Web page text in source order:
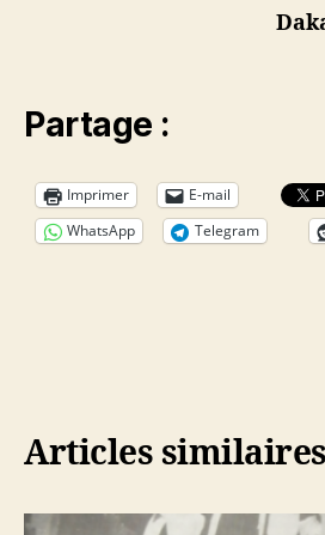
Partage :
Imprimer
E-mail
WhatsApp
Telegram
Articles similaires